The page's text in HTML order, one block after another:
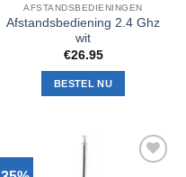
AFSTANDSBEDIENINGEN
Afstandsbediening 2.4 Ghz
wit
€26.95
BESTEL NU